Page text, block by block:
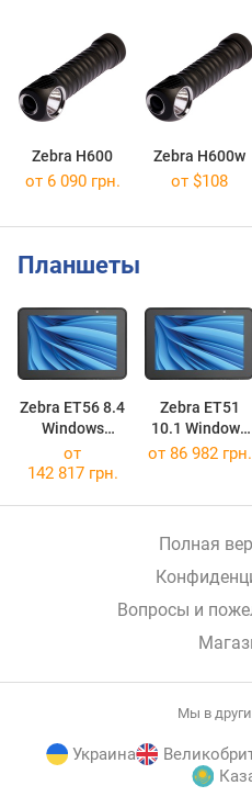
Zebra H600 Zebra H600w
от 6 090 грн. от $108
Планшеты
Zebra ET56 8.4
Windows
64GB/4GB
Zebra ET51
10.1 Windows
64GB/4GB
от
142 817 грн.
от 86 982 грн.
Полная
Вопросы и
Мы в
Украина